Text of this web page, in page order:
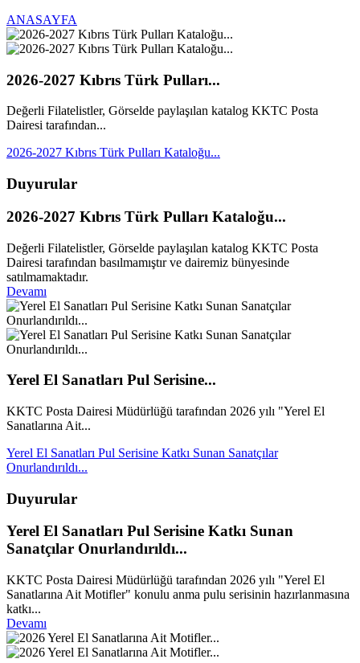
ANASAYFA
2026-2027 Kıbrıs Türk Pulları...
Değerli Filatelistler, Görselde paylaşılan katalog KKTC Posta
Dairesi tarafından...
2026-2027 Kıbrıs Türk Pulları Kataloğu...
Duyurular
2026-2027 Kıbrıs Türk Pulları Kataloğu...
Değerli Filatelistler, Görselde paylaşılan katalog KKTC Posta
Dairesi tarafından basılmamıştır ve dairemiz bünyesinde
satılmamaktadır.
Devamı
Yerel El Sanatları Pul Serisine...
KKTC Posta Dairesi Müdürlüğü tarafından 2026 yılı "Yerel El
Sanatlarına Ait...
Yerel El Sanatları Pul Serisine Katkı Sunan Sanatçılar
Onurlandırıldı...
Duyurular
Yerel El Sanatları Pul Serisine Katkı Sunan
Sanatçılar Onurlandırıldı...
KKTC Posta Dairesi Müdürlüğü tarafından 2026 yılı "Yerel El
Sanatlarına Ait Motifler" konulu anma pulu serisinin hazırlanmasına
katkı...
Devamı